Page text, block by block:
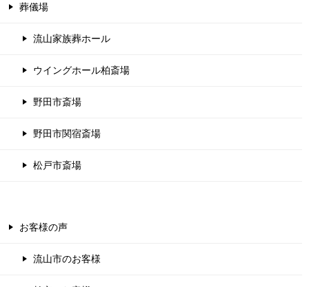
葬儀場
流山家族葬ホール
ウイングホール柏斎場
野田市斎場
野田市関宿斎場
松戸市斎場
お客様の声
流山市のお客様